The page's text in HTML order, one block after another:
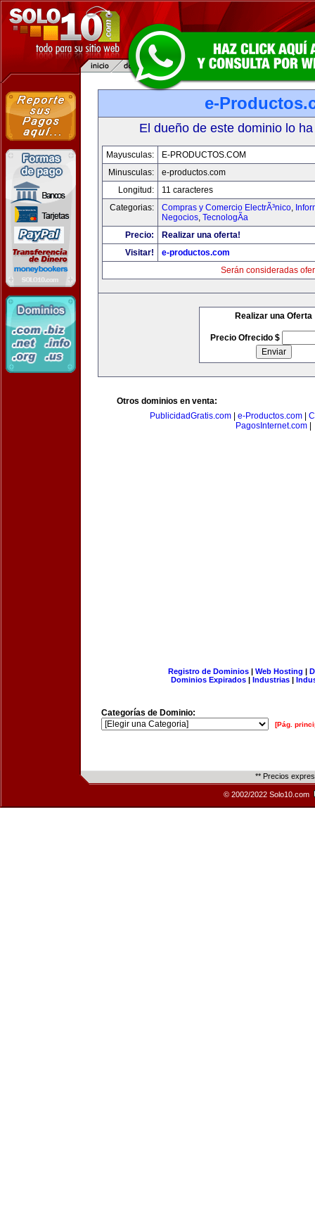
e-
El dueño de este dominio lo
Mayusculas:
E-PRODUCTOS.COM
Minusculas:
e-productos.com
Longitud:
11 caracteres
Categorias:
Compras y Comercio ElectrÃ³nico,
Negocios, TecnologÃ­a
Precio:
Realizar una oferta!
Visitar!
e-productos.com
Serán consideradas
Realizar una Oferta
Precio Ofrecido $
Otros dominios en venta:
PublicidadGratis.com
e-Productos.com
PagosInternet.com
Registro de Dominios| Web Hosting |
Dominios Expirados | Industrias |
Categorías de Dominio:
[Pág.
** Precios
© 2002/2022 Solo10.com